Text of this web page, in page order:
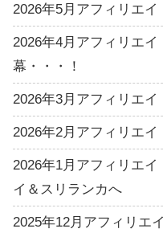
2026年5月アフィリエ
2026年4月アフィリエ
幕・・・！
2026年3月アフィリエ
2026年2月アフィリエ
2026年1月アフィリエ
イ＆スリランカへ
2025年12月アフィリエ